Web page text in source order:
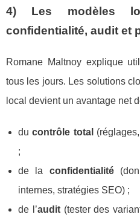
4) Les modèles
confidentialité, audit et
Romane Maltnoy explique
tous les jours. Les solutions
local devient un avantage net
ducontrôle total
;
de la confidentialité
internes, stratégies SEO) ;
de l’audit(tester des